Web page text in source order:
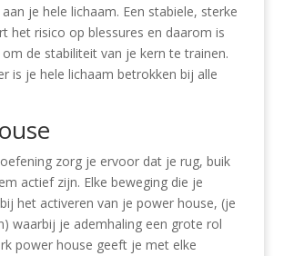
je hele lichaam. Een stabiele, sterke
het risico op blessures en daarom is
de stabiliteit van je kern te trainen.
is je hele lichaam betrokken bij alle
zorg je ervoor dat je rug, buik
actief zijn. Elke beweging die je
het activeren van je power house, (je
waarbij je ademhaling een grote rol
power house geeft je met elke